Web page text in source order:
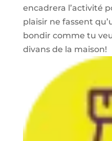
encadrera l’activité
plaisir ne fassent
bondir comme tu
divans de la maison!